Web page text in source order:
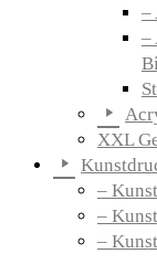
–
–
XXL
–
–
–